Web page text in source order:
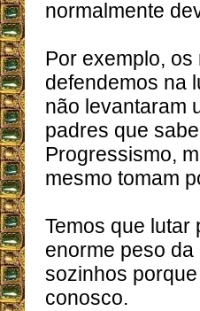
normalmente
Por exemplo,
defendemos na
não levantaram
padres que
Progressismo,
mesmo tomam
Temos que lutar
enorme peso da
sozinhos
conosco.